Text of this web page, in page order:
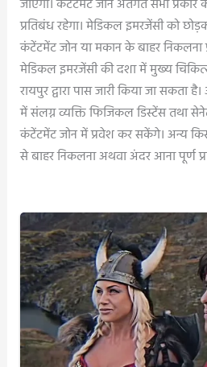
जाएगी। कंटेंटमेंट जोन अंतर्गत सभी
प्रतिबंध रहेगा। मेडिकल इमरजेंसी को
कंटेंटमेंट जोन या मकान के बाहर निकलना
मेडिकल इमरजेंसी की दशा में मुख्य
रायपुर द्वारा पास जारी किया जा
में संलग्न व्यक्ति फिजिकल डिस्टेंस तथा
कंटेंटमेंट जोन में प्रवेश कर सकेंगे। अन्य
से बाहर निकलना अथवा अंदर आना पूर्ण